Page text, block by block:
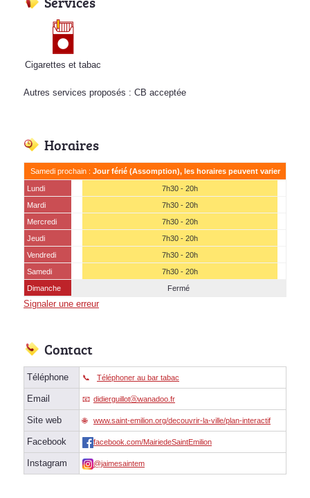
Cigarettes et tabac
Autres services proposés : CB acceptée
Horaires
Samedi prochain : Jour férié (Assomption), les horaires peuvent varier
Lundi
7h30 - 20h
Mardi
7h30 - 20h
Mercredi
7h30 - 20h
Jeudi
7h30 - 20h
Vendredi
7h30 - 20h
Samedi
7h30 - 20h
Dimanche
Fermé
Signaler une erreur
Contact
Téléphone Téléphoner au bar tabac
Email didierguillotⓐwanadoo.fr
Site web www.saint-emilion.org/decouvrir-la-ville/plan-interactif
Facebook facebook.com/MairiedeSaintEmilion
Instagram @jaimesaintem